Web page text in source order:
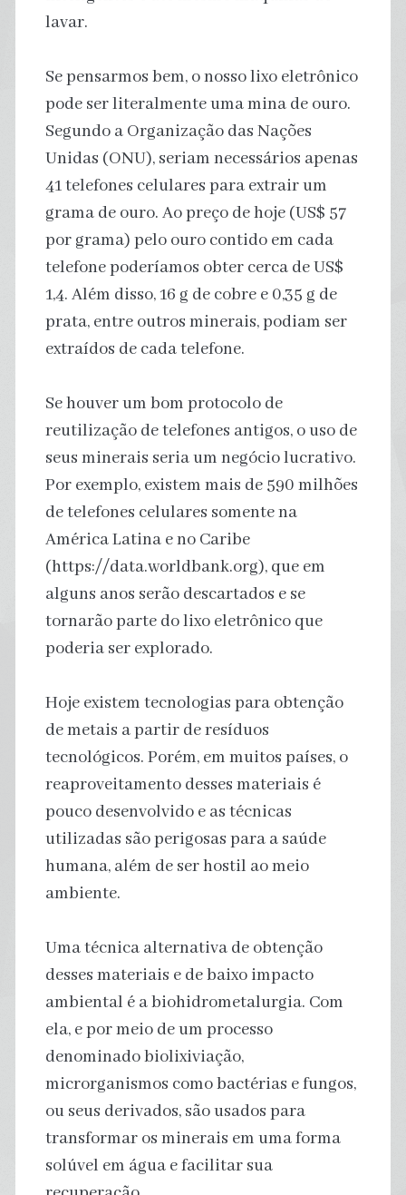
lavar.
Se pensarmos bem, o nosso lixo eletrônico
pode ser literalmente uma mina de ouro.
Segundo a Organização das Nações
Unidas (ONU), seriam necessários apenas
41 telefones celulares para extrair um
grama de ouro. Ao preço de hoje (US$ 57
por grama) pelo ouro contido em cada
telefone poderíamos obter cerca de US$
1,4. Além disso, 16 g de cobre e 0,35 g de
prata, entre outros minerais, podiam ser
extraídos de cada telefone.
Se houver um bom protocolo de
reutilização de telefones antigos, o uso de
seus minerais seria um negócio lucrativo.
Por exemplo, existem mais de 590 milhões
de telefones celulares somente na
América Latina e no Caribe
(https://data.worldbank.org), que em
alguns anos serão descartados e se
tornarão parte do lixo eletrônico que
poderia ser explorado.
Hoje existem tecnologias para obtenção
de metais a partir de resíduos
tecnológicos. Porém, em muitos países, o
reaproveitamento desses materiais é
pouco desenvolvido e as técnicas
utilizadas são perigosas para a saúde
humana, além de ser hostil ao meio
ambiente.
Uma técnica alternativa de obtenção
desses materiais e de baixo impacto
ambiental é a biohidrometalurgia. Com
ela, e por meio de um processo
denominado biolixiviação,
microrganismos como bactérias e fungos,
ou seus derivados, são usados para
transformar os minerais em uma forma
solúvel em água e facilitar sua